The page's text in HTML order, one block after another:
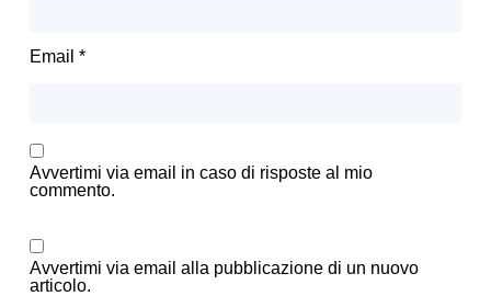
Email *
Avvertimi via email in caso di risposte al mio
commento.
Avvertimi via email alla pubblicazione di un nuovo
articolo.